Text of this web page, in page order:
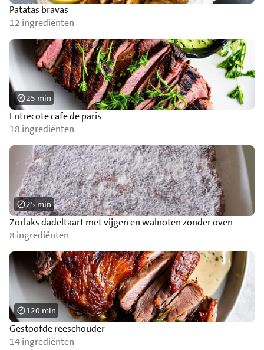
Patatas bravas
12 ingrediënten
Entrecote cafe de paris
18 ingrediënten
25 min
Zorlaks dadeltaart met vijgen en walnoten zonder oven
8 ingrediënten
25 min
Gestoofde reeschouder
14 ingrediënten
120 min